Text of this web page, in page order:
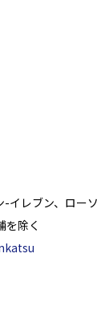
レブン、ロー
除く